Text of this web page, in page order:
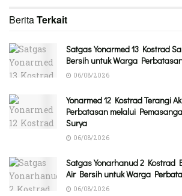
BeritaTerkait
Satgas Yonarmed 13 Kostrad
Bersih untuk Warga
06/08/2026
Yonarmed 12 Kostrad Terangi
Perbatasan melalui
Surya
06/08/2026
Satgas Yonarhanud 2 Kostrad
Air Bersih untuk Warga
06/08/2026